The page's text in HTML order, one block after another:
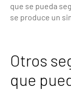
que se pueda
se produce un
Otros
que